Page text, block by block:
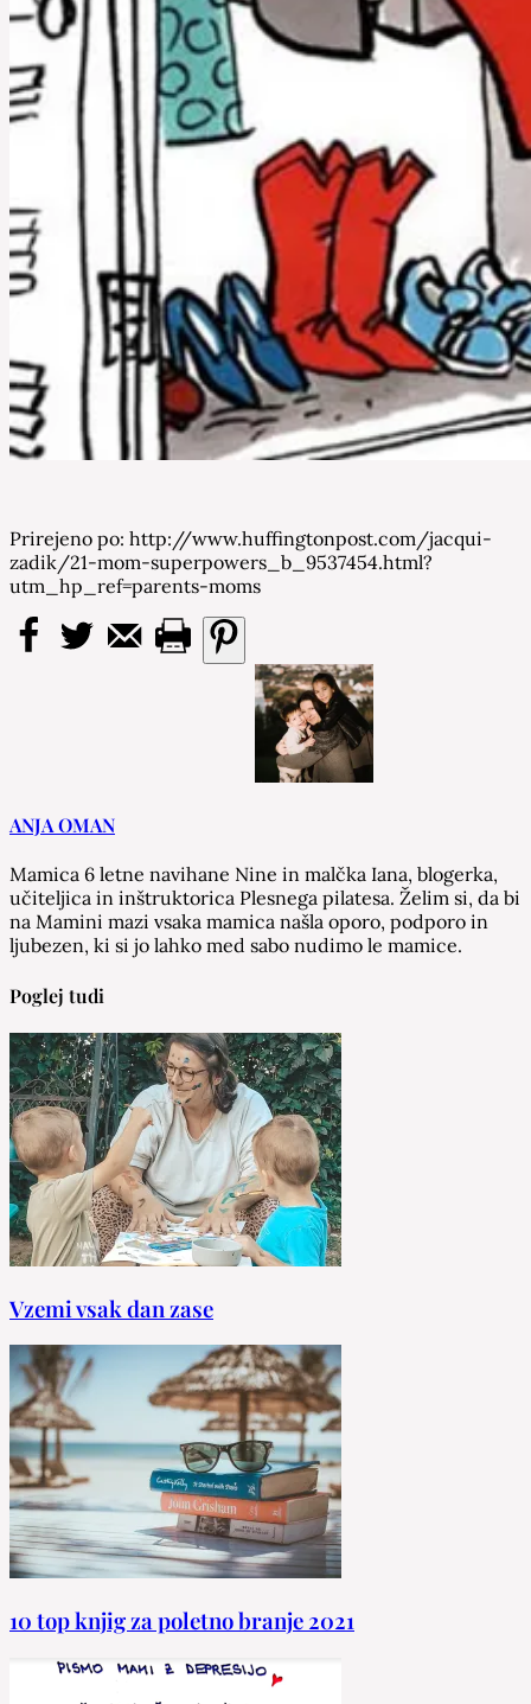
Prirejeno po: http://www.huffingtonpost.com/jacqui-
zadik/21-mom-superpowers_b_9537454.html?
utm_hp_ref=parents-moms
ANJA OMAN
Mamica 6 letne navihane Nine in malčka Iana, blogerka,
učiteljica in inštruktorica Plesnega pilatesa. Želim si, da bi
na Mamini mazi vsaka mamica našla oporo, podporo in
ljubezen, ki si jo lahko med sabo nudimo le mamice.
Poglej tudi
Vzemi vsak dan zase
10 top knjig za poletno branje 2021